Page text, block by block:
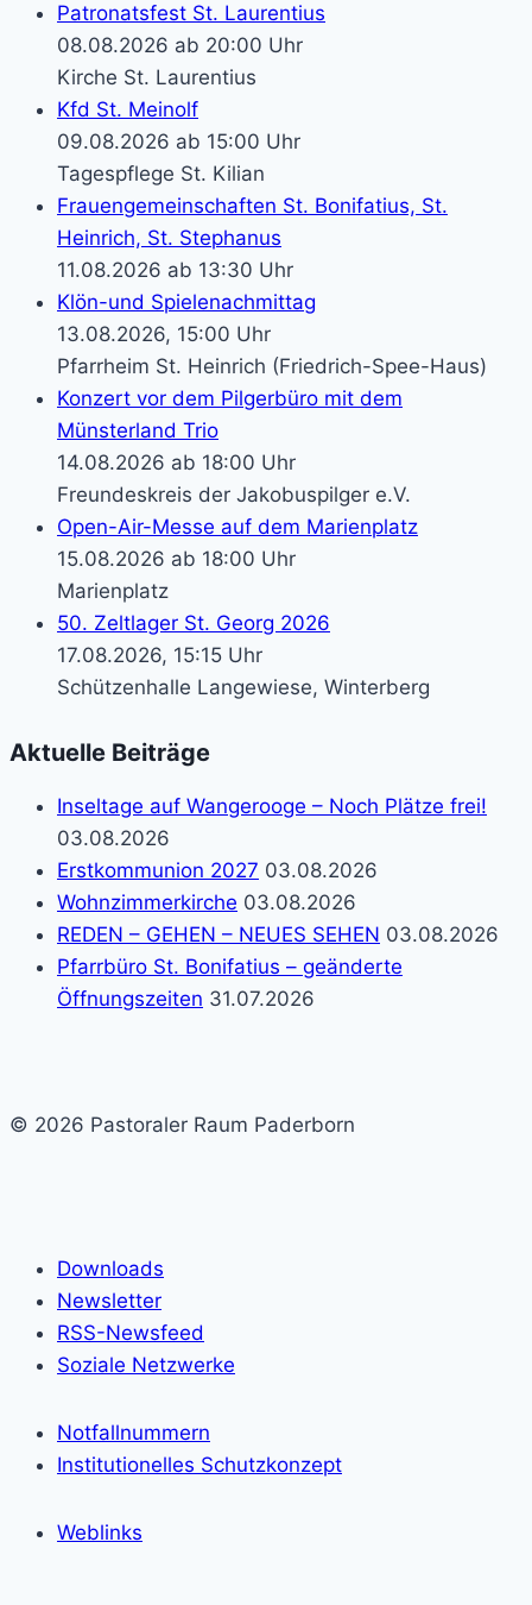
Patronatsfest St. Laurentius
08.08.2026 ab 20:00 Uhr
Kirche St. Laurentius
Kfd St. Meinolf
09.08.2026 ab 15:00 Uhr
Tagespflege St. Kilian
Frauengemeinschaften St. Bonifatius, St.
Heinrich, St. Stephanus
11.08.2026 ab 13:30 Uhr
Klön-und Spielenachmittag
13.08.2026, 15:00 Uhr
Pfarrheim St. Heinrich (Friedrich-Spee-Haus)
Konzert vor dem Pilgerbüro mit dem
Münsterland Trio
14.08.2026 ab 18:00 Uhr
Freundeskreis der Jakobuspilger e.V.
Open-Air-Messe auf dem Marienplatz
15.08.2026 ab 18:00 Uhr
Marienplatz
50. Zeltlager St. Georg 2026
17.08.2026, 15:15 Uhr
Schützenhalle Langewiese, Winterberg
Aktuelle Beiträge
Inseltage auf Wangerooge – Noch Plätze frei!
03.08.2026
Erstkommunion 2027 03.08.2026
Wohnzimmerkirche 03.08.2026
REDEN – GEHEN – NEUES SEHEN 03.08.2026
Pfarrbüro St. Bonifatius – geänderte
Öffnungszeiten 31.07.2026
© 2026 Pastoraler Raum Paderborn
Downloads
Newsletter
RSS-Newsfeed
Soziale Netzwerke
Notfallnummern
Institutionelles Schutzkonzept
Weblinks